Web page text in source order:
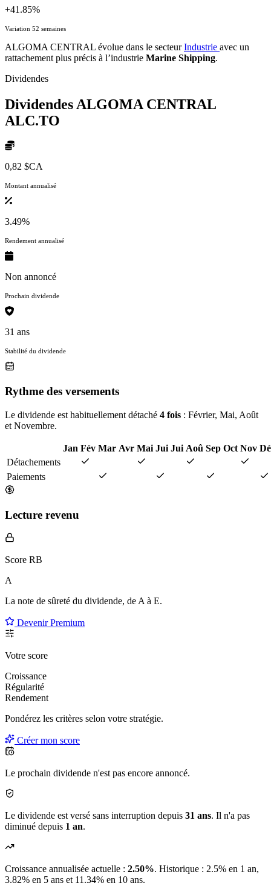
+41.85%
Variation 52 semaines
ALGOMA CENTRAL évolue dans le secteurIndustrie avec un
rattachement plus précis à l’industrie Marine Shipping.
Dividendes
Dividendes ALGOMA CENTRAL
ALC.TO
0,82 $CA
Montant annualisé
3.49%
Rendement annualisé
Non annoncé
Prochain dividende
31 ans
Stabilité du dividende
Rythme des versements
Le dividende est habituellement détaché 4 fois : Février, Mai, Août
et Novembre.
Jan Fév Mar Avr Mai Jui Jui Aoû Sep Oct Nov
Détachements
Paiements
Lecture revenu
Score RB
A
La note de sûreté du dividende, de A à E.
Devenir Premium
Votre score
Croissance
Régularité
Rendement
Pondérez les critères selon votre stratégie.
Créer mon score
Le prochain dividende n'est pas encore annoncé.
Le dividende est versé sans interruption depuis 31 ans. Il n'a pas
diminué depuis 1 an.
Croissance annualisée actuelle : 2.50%. Historique : 2.5% en 1 an,
3.82% en 5 ans et 11.34% en 10 ans.